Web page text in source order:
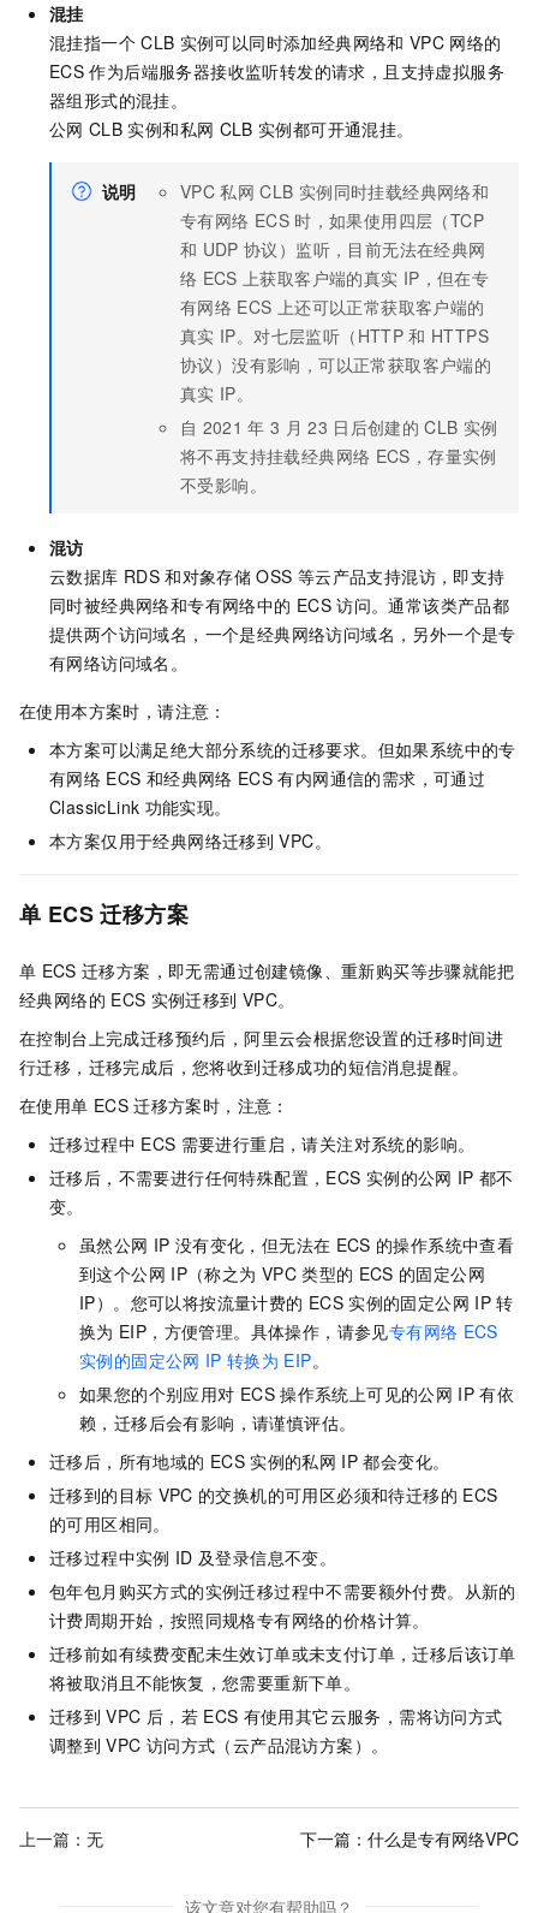
混挂
混挂指一个 CLB 实例可以同时添加经典网络和 VPC 网络的
ECS 作为后端服务器接收监听转发的请求，且支持虚拟服务
器组形式的混挂。
公网 CLB 实例和私网 CLB 实例都可开通混挂。
说明 VPC 私网 CLB 实例同时挂载经典网络和
专有网络 ECS 时，如果使用四层（TCP
和 UDP 协议）监听，目前无法在经典网
络 ECS 上获取客户端的真实 IP，但在专
有网络 ECS 上还可以正常获取客户端的
真实 IP。对七层监听（HTTP 和 HTTPS
协议）没有影响，可以正常获取客户端的
真实 IP。
自 2021 年 3 月 23 日后创建的 CLB 实例
将不再支持挂载经典网络 ECS，存量实例
不受影响。
混访
云数据库 RDS 和对象存储 OSS 等云产品支持混访，即支持
同时被经典网络和专有网络中的 ECS 访问。通常该类产品都
提供两个访问域名，一个是经典网络访问域名，另外一个是专
有网络访问域名。
在使用本方案时，请注意：
本方案可以满足绝大部分系统的迁移要求。但如果系统中的专
有网络 ECS 和经典网络 ECS 有内网通信的需求，可通过
ClassicLink 功能实现。
本方案仅用于经典网络迁移到 VPC。
单 ECS 迁移方案
单 ECS 迁移方案，即无需通过创建镜像、重新购买等步骤就能把
经典网络的 ECS 实例迁移到 VPC。
在控制台上完成迁移预约后，阿里云会根据您设置的迁移时间进
行迁移，迁移完成后，您将收到迁移成功的短信消息提醒。
在使用单 ECS 迁移方案时，注意：
迁移过程中 ECS 需要进行重启，请关注对系统的影响。
迁移后，不需要进行任何特殊配置，ECS 实例的公网 IP 都不
变。
虽然公网 IP 没有变化，但无法在 ECS 的操作系统中查看
到这个公网 IP（称之为 VPC 类型的 ECS 的固定公网
IP）。您可以将按流量计费的 ECS 实例的固定公网 IP 转
换为 EIP，方便管理。具体操作，请参见专有网络 ECS
实例的固定公网 IP 转换为 EIP。
如果您的个别应用对 ECS 操作系统上可见的公网 IP 有依
赖，迁移后会有影响，请谨慎评估。
迁移后，所有地域的 ECS 实例的私网 IP 都会变化。
迁移到的目标 VPC 的交换机的可用区必须和待迁移的 ECS
的可用区相同。
迁移过程中实例 ID 及登录信息不变。
包年包月购买方式的实例迁移过程中不需要额外付费。从新的
计费周期开始，按照同规格专有网络的价格计算。
迁移前如有续费变配未生效订单或未支付订单，迁移后该订单
将被取消且不能恢复，您需要重新下单。
迁移到 VPC 后，若 ECS 有使用其它云服务，需将访问方式
调整到 VPC 访问方式（云产品混访方案）。
上一篇：无 下一篇： 什么是专有网络VPC
该文章对您有帮助吗？